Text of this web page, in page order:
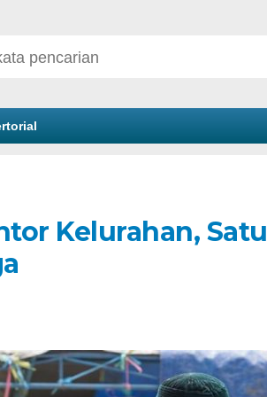
Kelurahan, Satu